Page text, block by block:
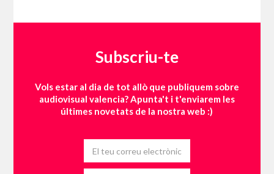
Subscriu-te
Vols estar al dia de tot allò que publiquem sobre
audiovisual valencia? Apunta't i t'enviarem les
últimes novetats de la nostra web :)